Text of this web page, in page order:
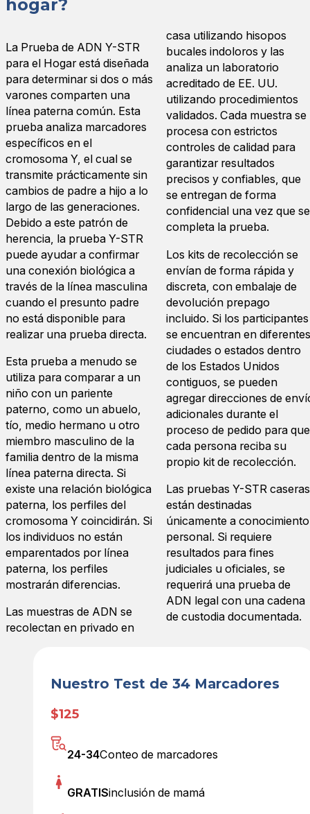
hogar?
La Prueba de ADN Y-STR
para el Hogar está diseñada
para determinar si dos o más
varones comparten una
línea paterna común. Esta
prueba analiza marcadores
específicos en el
cromosoma Y, el cual se
transmite prácticamente sin
cambios de padre a hijo a lo
largo de las generaciones.
Debido a este patrón de
herencia, la prueba Y-STR
puede ayudar a confirmar
una conexión biológica a
través de la línea masculina
cuando el presunto padre
no está disponible para
realizar una prueba directa.
Esta prueba a menudo se
utiliza para comparar a un
niño con un pariente
paterno, como un abuelo,
tío, medio hermano u otro
miembro masculino de la
familia dentro de la misma
línea paterna directa. Si
existe una relación biológica
paterna, los perfiles del
cromosoma Y coincidirán. Si
los individuos no están
emparentados por línea
paterna, los perfiles
mostrarán diferencias.
Las muestras de ADN se
recolectan en privado en
casa utilizando hisopos
bucales indoloros y las
analiza un laboratorio
acreditado de EE. UU.
utilizando procedimientos
validados. Cada muestra se
procesa con estrictos
controles de calidad para
garantizar resultados
precisos y confiables, que
se entregan de forma
confidencial una vez que se
completa la prueba.
Los kits de recolección se
envían de forma rápida y
discreta, con embalaje de
devolución prepago
incluido. Si los participantes
se encuentran en diferentes
ciudades o estados dentro
de los Estados Unidos
contiguos, se pueden
agregar direcciones de
adicionales durante el
proceso de pedido para que
cada persona reciba su
propio kit de recolección.
Las pruebas Y-STR caseras
están destinadas
únicamente a conocimiento
personal. Si requiere
resultados para fines
judiciales u oficiales, se
requerirá una prueba de
ADN legal con una cadena
de custodia documentada.
Nuestro Test de 34 Marcadores
$125
24-34Conteo de marcadores
GRATISinclusión de mamá